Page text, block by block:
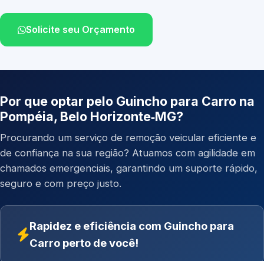
Solicite seu Orçamento
Por que optar pelo Guincho para Carro na
Pompéia, Belo Horizonte‑MG?
Procurando um serviço de remoção veicular eficiente e
de confiança na sua região? Atuamos com agilidade em
chamados emergenciais, garantindo um suporte rápido,
seguro e com preço justo.
Rapidez e eficiência com Guincho para
Carro perto de você!